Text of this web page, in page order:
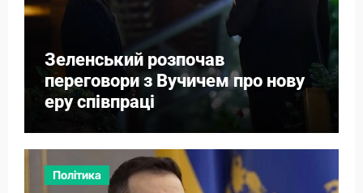
Зеленський розпочав
переговори з Вучичем про нову
еру співпраці
Політика